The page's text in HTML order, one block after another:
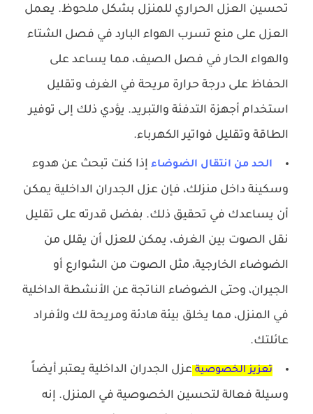
تحسين العزل الحراري للمنزل بشكل ملحوظ. يعمل
العزل على منع تسرب الهواء البارد في فصل الشتاء
والهواء الحار في فصل الصيف، مما يساعد على
الحفاظ على درجة حرارة مريحة في الغرف وتقليل
استخدام أجهزة التدفئة والتبريد. يؤدي ذلك إلى توفير
الطاقة وتقليل فواتير الكهرباء.
الحد من انتقال الضوضاء إذا كنت تبحث عن هدوء
وسكينة داخل منزلك، فإن عزل الجدران الداخلية يمكن
أن يساعدك في تحقيق ذلك. بفضل قدرته على تقليل
نقل الصوت بين الغرف، يمكن للعزل أن يقلل من
الضوضاء الخارجية، مثل الصوت من الشوارع أو
الجيران، وحتى الضوضاء الناتجة عن الأنشطة الداخلية
في المنزل، مما يخلق بيئة هادئة ومريحة لك ولأفراد
عائلتك.
تعزيز الخصوصية عزل الجدران الداخلية يعتبر أيضاً
وسيلة فعالة لتحسين الخصوصية في المنزل. إنه